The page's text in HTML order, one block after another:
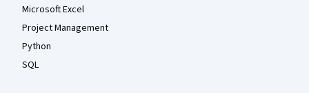
Microsoft Excel
Project Management
Python
SQL